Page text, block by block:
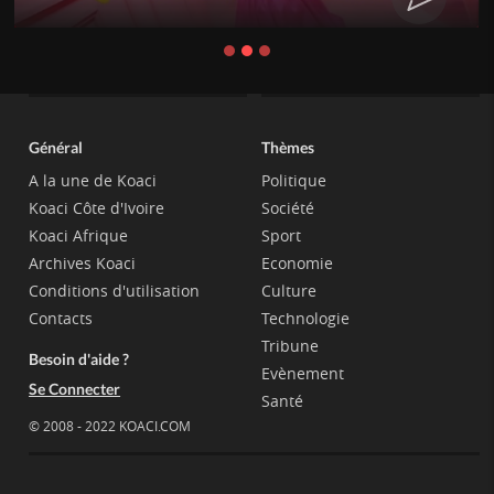
Général
A la une de Koaci
Koaci Côte d'Ivoire
Koaci Afrique
Archives Koaci
Conditions d'utilisation
Contacts
Besoin d'aide ?
Se Connecter
© 2008 - 2022 KOACI.COM
Thèmes
Politique
Société
Sport
Economie
Culture
Technologie
Tribune
Evènement
Santé